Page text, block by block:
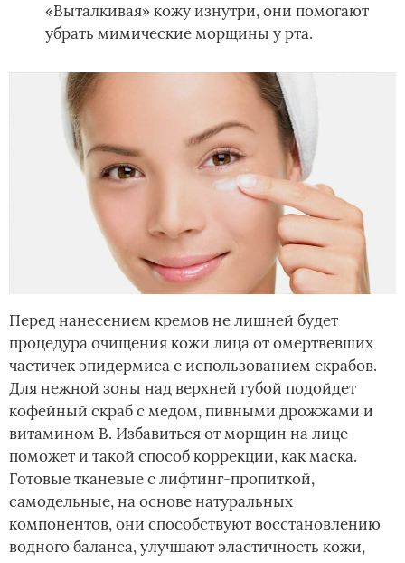
«Выталкивая» кожу изнутри, они помогают
убрать мимические морщины у рта.
Перед нанесением кремов не лишней будет
процедура очищения кожи лица от омертвевших
частичек эпидермиса с использованием скрабов.
Для нежной зоны над верхней губой подойдет
кофейный скраб с медом, пивными дрожжами и
витамином В. Избавиться от морщин на лице
поможет и такой способ коррекции, как маска.
Готовые тканевые с лифтинг-пропиткой,
самодельные, на основе натуральных
компонентов, они способствуют восстановлению
водного баланса, улучшают эластичность кожи,